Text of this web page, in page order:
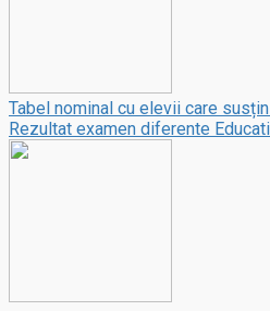
Tabel nominal cu elevii care
Rezultat examen diferente